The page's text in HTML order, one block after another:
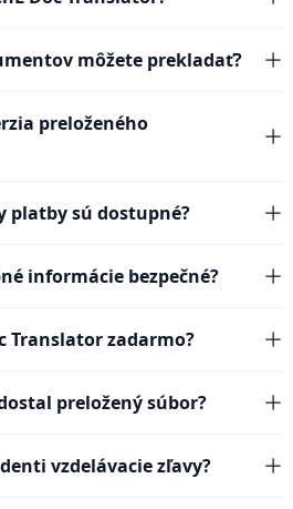
môžete prekladať?
preloženého
platby sú dostupné?
informácie bezpečné?
Translator zadarmo?
preložený súbor?
vzdelávacie zľavy?